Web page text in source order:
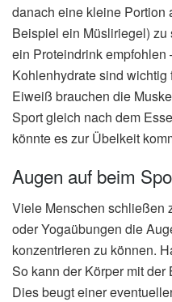
danach eine kleine Portion
Beispiel ein Müsliriegel)
ein Proteindrink empfohlen
Kohlenhydrate sind
Eiweiß brauchen die
Sport gleich nach dem
könnte es zur Übelkeit
Augen auf beim
Viele Menschen schließen
oder Yogaübungen die
konzentrieren zu können.
So kann der Körper mit
Dies beugt einer